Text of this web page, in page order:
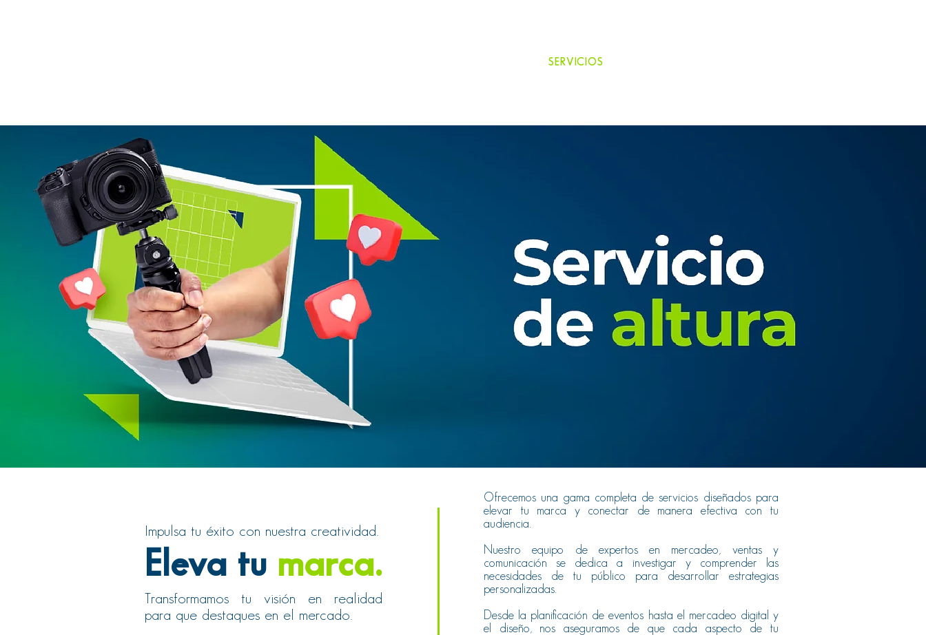
SERVICIOS
Impulsa tu éxito con nuestra creatividad.
Eleva tu marca.
Transformamos tu visión en realidad
para que destaques en el mercado.
Ofrecemos una gama completa de servicios diseñados para
elevar tu marca y conectar de manera efectiva con tu
audiencia.
Nuestro equipo de expertos en mercadeo, ventas y
comunicación se dedica a investigar y comprender las
necesidades de tu público para desarrollar estrategias
personalizadas.
Desde la planificación de eventos hasta el mercadeo digital y
el diseño, nos aseguramos de que cada aspecto de tu